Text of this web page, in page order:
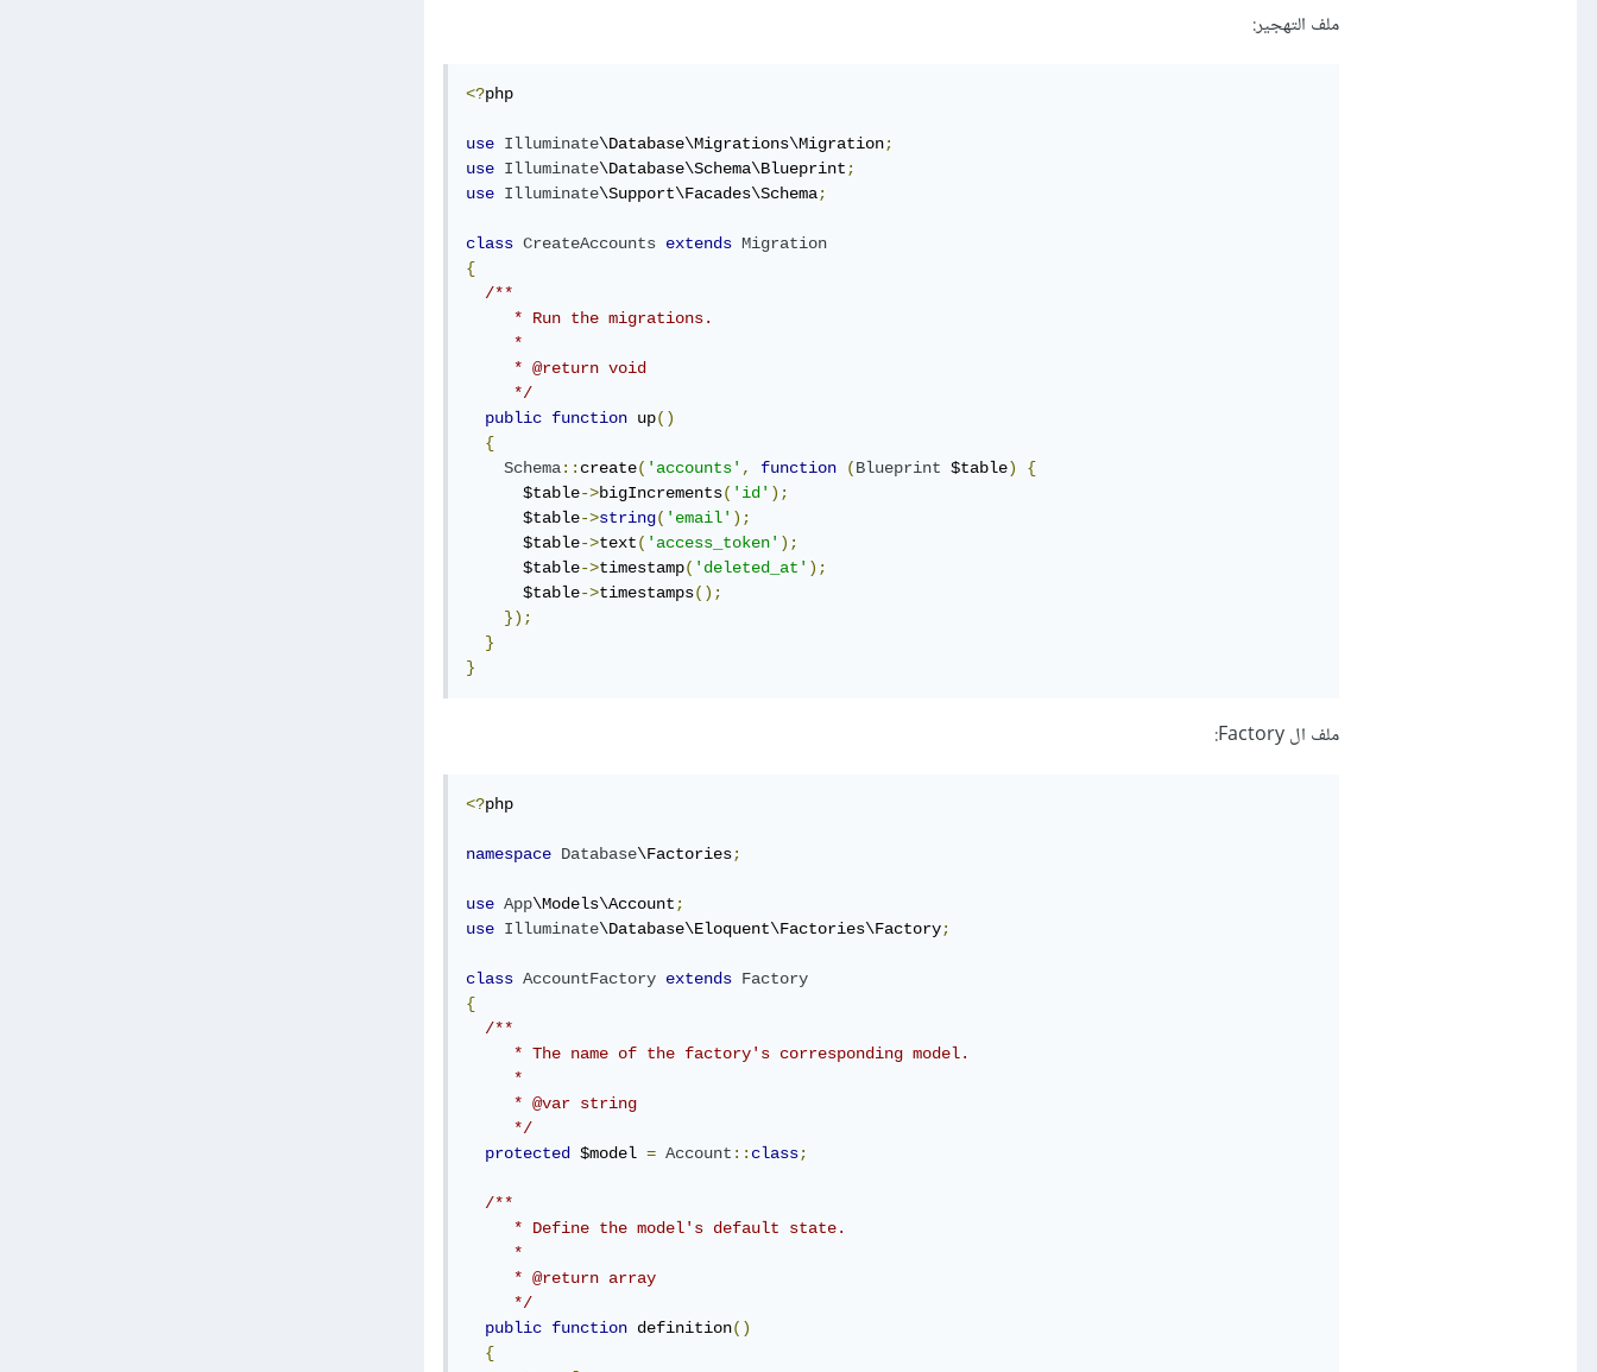
ملف التهجير:
<?php
use Illuminate\Database\Migrations\Migration;
use Illuminate\Database\Schema\Blueprint ;
use Illuminate\Support\Facades\Schema;
class CreateAccounts extends Migration
{
/**
     * Run the migrations.
     *
     * @return void
     */
public function up()
{
Schema:: create( 'accounts' , function (Blueprint $table)
{
      $table
->bigIncrements( 'id' );
      $table
->string( 'email' );
      $table
->text( 'access_token' );
      $table
->timestamp( 'deleted_at' );
      $table
->timestamps();
});
}
}
ملف ال Factory:
<?php
namespace Database\Factories;
use App\Models\Account ;
use Illuminate\Database\Eloquent\Factories\Factory;
class AccountFactory extends Factory
{
/**
     * The name of the factory's corresponding model.
     *
     * @var string
     */
protected
$model = Account :: class;
/**
     * Define the model's default state.
     *
     * @return array
     */
public function definition()
{